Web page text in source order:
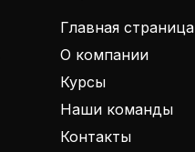
Главная страница
О компании
Курсы
Наши команды
Контакты